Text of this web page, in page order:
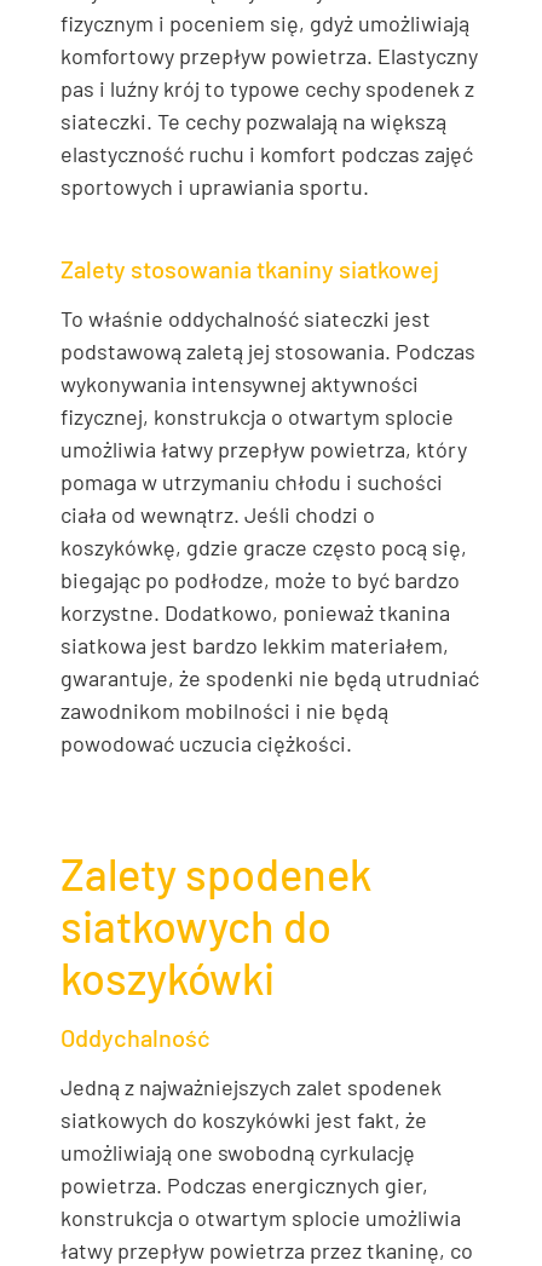
fizycznym i poceniem się, gdyż umożliwiają
komfortowy przepływ powietrza. Elastyczny
pas i luźny krój to typowe cechy spodenek z
siateczki. Te cechy pozwalają na większą
elastyczność ruchu i komfort podczas zajęć
sportowych i uprawiania sportu.
Zalety stosowania tkaniny siatkowej
To właśnie oddychalność siateczki jest
podstawową zaletą jej stosowania. Podczas
wykonywania intensywnej aktywności
fizycznej, konstrukcja o otwartym splocie
umożliwia łatwy przepływ powietrza, który
pomaga w utrzymaniu chłodu i suchości
ciała od wewnątrz. Jeśli chodzi o
koszykówkę, gdzie gracze często pocą się,
biegając po podłodze, może to być bardzo
korzystne. Dodatkowo, ponieważ tkanina
siatkowa jest bardzo lekkim materiałem,
gwarantuje, że spodenki nie będą utrudniać
zawodnikom mobilności i nie będą
powodować uczucia ciężkości.
Zalety spodenek
siatkowych do
koszykówki
Oddychalność
Jedną z najważniejszych zalet spodenek
siatkowych do koszykówki jest fakt, że
umożliwiają one swobodną cyrkulację
powietrza. Podczas energicznych gier,
konstrukcja o otwartym splocie umożliwia
łatwy przepływ powietrza przez tkaninę, co